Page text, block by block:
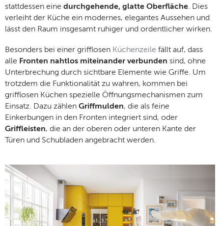
stattdessen eine durchgehende, glatte Oberfläche. Dies
verleiht der Küche ein modernes, elegantes Aussehen und
lässt den Raum insgesamt ruhiger und ordentlicher wirken.
Besonders bei einer grifflosen Küchenzeile fällt auf, dass
alle Fronten nahtlos miteinander verbunden sind, ohne
Unterbrechung durch sichtbare Elemente wie Griffe. Um
trotzdem die Funktionalität zu wahren, kommen bei
grifflosen Küchen spezielle Öffnungsmechanismen zum
Einsatz. Dazu zählen Griffmulden, die als feine
Einkerbungen in den Fronten integriert sind, oder
Griffleisten, die an der oberen oder unteren Kante der
Türen und Schubladen angebracht werden.